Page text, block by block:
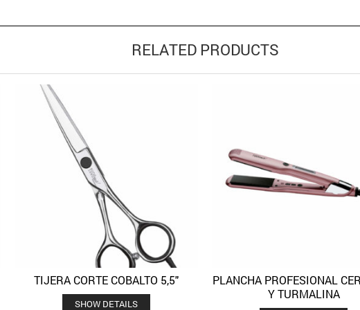
RELATED PRODUCTS
Añadir a la lista de deseos Quick View
TIJERA CORTE COBALTO 5,5″
SHOW DETAILS
Añadir a la lista de deseos Quick
PLANCHA PROFESIONAL
Y TURMALINA